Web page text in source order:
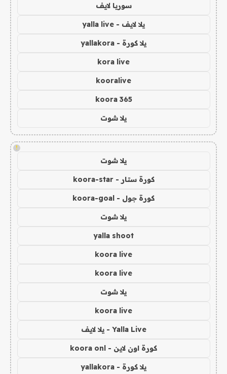
سوريا لايف
يلا لايف - yalla live
يلا كورة - yallakora
kora live
kooralive
koora 365
يلا شوت
!
يلا شوت
كورة ستار - koora-star
كورة جول - koora-goal
يلا شوت
yalla shoot
koora live
koora live
يلا شوت
koora live
Yalla Live - يلا لايف
كورة اون لاين - koora onl
يلا كورة - yallakora